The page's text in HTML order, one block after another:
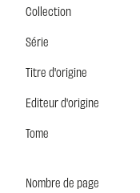
Collection
Série
Titre d'origine
Editeur d'origine
Tome
Nombre de page